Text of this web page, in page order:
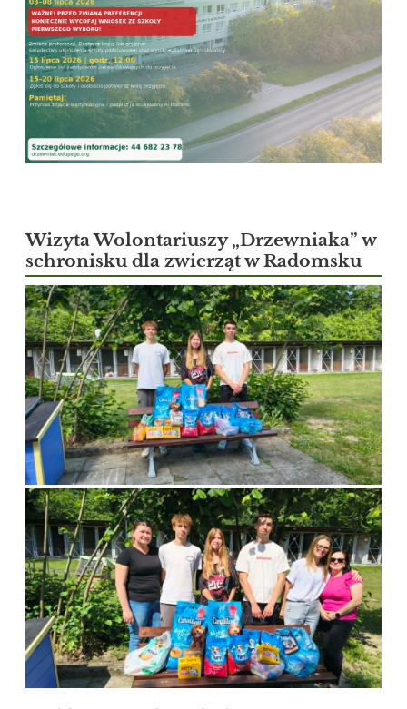
Wizyta Wolontariuszy „Drzewniaka” w
schronisku dla zwierząt w Radomsku